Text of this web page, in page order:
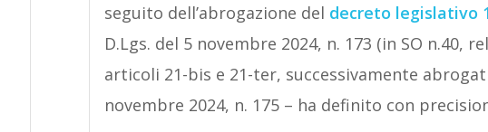
seguito dell’abrogazione del decreto legislativo
D.Lgs. del 5 novembre 2024, n. 173 (in SO n.40,
articoli 21-bis e 21-ter, successivamente
novembre 2024, n. 175 – ha definito con